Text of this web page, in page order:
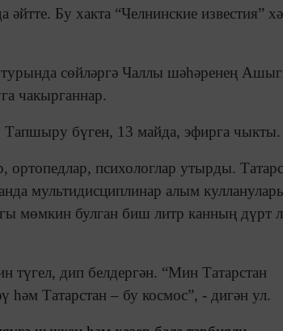
Бу хакта “Челнинские известия”
сөйләргә Чаллы шәһәренең
чакырганнар.
Тапшыру бүген, 13 майда, эфирга чыкты.
ортопедлар, психологлар утырды.
мультидисциплинар алым
мөмкин булган биш литр канның дүрт
дип белдергән. “Мин Татарстан
Татарстан – бу космос”, - дигән ул.